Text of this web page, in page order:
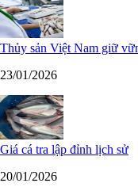
Thủy sản Việt Nam giữ
23/01/2026
Giá cá tra lập đỉnh lịch sử
20/01/2026